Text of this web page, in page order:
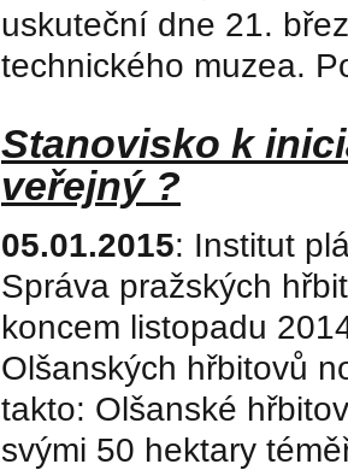
uskuteční dne 21.
technického muzea.
Stanovisko k
veřejný ?
05.01.2015: Institut
Správa pražských
koncem listopadu
Olšanských hřbitovů
takto: Olšanské
svými 50 hektary